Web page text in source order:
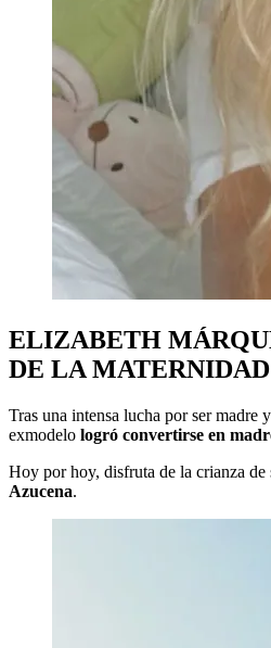
ELIZABETH
DE LA MATERNIDAD
Tras una intensa lucha por ser madre
exmodelo logró convertirse en
Hoy por hoy, disfruta de la crianza
Azucena.